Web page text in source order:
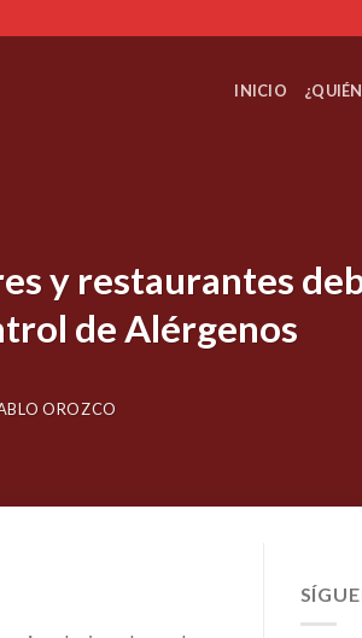
INICIO
y restaurantes
de Alérgenos
OROZCO